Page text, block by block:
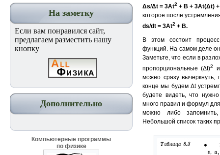
На заметку
Если вам понравился сайт,
предлагаем разместить нашу
кнопку
Дополнительно
Компьютерные программы
по физике
Δs/Δt = 3At2 + B + 3At(Δt)
которое после
ds/dt = 3At2 + B.
В этом состоит
функций. На самом деле он
Заметьте, что если в
пропорциональные (Δt)2
можно сразу вычеркнуть,
конце мы будем Δt
будете видеть, что
много правил и формул
можно либо запомнить,
Небольшой список таких